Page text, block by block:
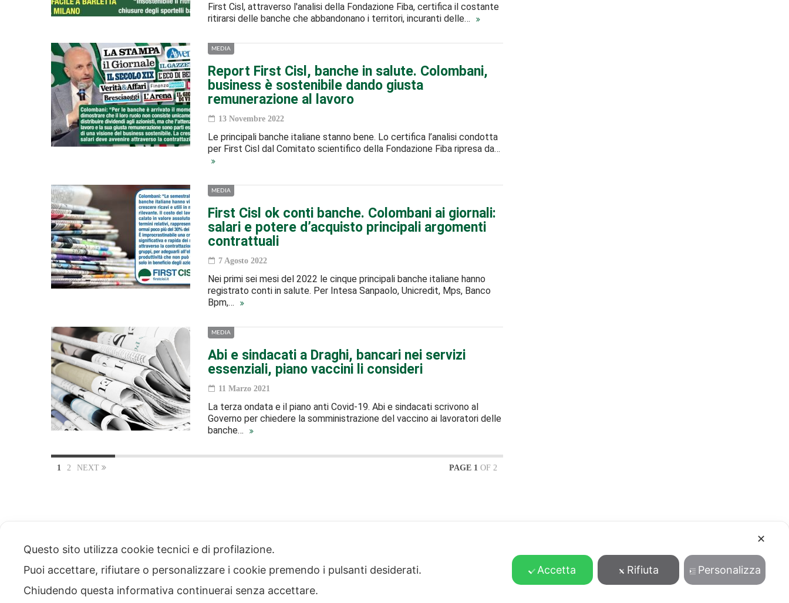
First Cisl, attraverso l'analisi della Fondazione Fiba, certifica il costante
ritirarsi delle banche che abbandonano i territori, incuranti delle…
MEDIA
Report First Cisl, banche in salute. Colombani,
business è sostenibile dando giusta
remunerazione al lavoro
13 Novembre 2022
Le principali banche italiane stanno bene. Lo certifica l’analisi condotta
per First Cisl dal Comitato scientifico della Fondazione Fiba ripresa da…
MEDIA
First Cisl ok conti banche. Colombani ai giornali:
salari e potere d’acquisto principali argomenti
contrattuali
7 Agosto 2022
Nei primi sei mesi del 2022 le cinque principali banche italiane hanno
registrato conti in salute. Per Intesa Sanpaolo, Unicredit, Mps, Banco
Bpm,…
MEDIA
Abi e sindacati a Draghi, bancari nei servizi
essenziali, piano vaccini li consideri
11 Marzo 2021
La terza ondata e il piano anti Covid-19. Abi e sindacati scrivono al
Governo per chiedere la somministrazione del vaccino ai lavoratori delle
banche…
1 2 NEXT PAGE 1 OF 2
tel: +39 06 4746351
Amministrazione
trasparente
Codice etico
trattamento di dati
personali
✕
Questo sito utilizza cookie tecnici e di profilazione.
Puoi accettare, rifiutare o personalizzare i cookie premendo i pulsanti desiderati.
Chiudendo questa informativa continuerai senza accettare.
Accetta Rifiuta Personalizza